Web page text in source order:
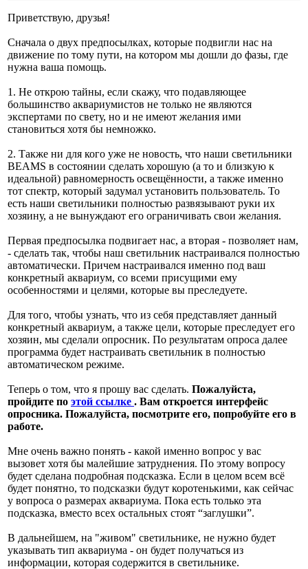
Приветствую, друзья!
Сначала о двух предпосылках, которые подвигли нас на
движение по тому пути, на котором мы дошли до фазы, где
нужна ваша помощь.
1. Не открою тайны, если скажу, что подавляющее
большинство аквариумистов не только не являются
экспертами по свету, но и не имеют желания ими
становиться хотя бы немножко.
2. Также ни для кого уже не новость, что наши светильники
BEAMS в состоянии сделать хорошую (а то и близкую к
идеальной) равномерность освещённости, а также именно
тот спектр, который задумал установить пользователь. То
есть наши светильники полностью развязывают руки их
хозяину, а не вынуждают его ограничивать свои желания.
Первая предпосылка подвигает нас, а вторая - позволяет нам,
- сделать так, чтобы наш светильник настраивался полностью
автоматически. Причем настраивался именно под ваш
конкретный аквариум, со всеми присущими ему
особенностями и целями, которые вы преследуете.
Для того, чтобы узнать, что из себя представляет данный
конкретный аквариум, а также цели, которые преследует его
хозяин, мы сделали опросник. По результатам опроса далее
программа будет настраивать светильник в полностью
автоматическом режиме.
Теперь о том, что я прошу вас сделать. Пожалуйста,
пройдите по этой ссылке . Вам откроется интерфейс
опросника. Пожалуйста, посмотрите его, попробуйте его в
работе.
Мне очень важно понять - какой именно вопрос у вас
вызовет хотя бы малейшие затруднения. По этому вопросу
будет сделана подробная подсказка. Если в целом всем всё
будет понятно, то подсказки будут коротенькими, как сейчас
у вопроса о размерах аквариума. Пока есть только эта
подсказка, вместо всех остальных стоят “заглушки”.
В дальнейшем, на "живом" светильнике, не нужно будет
указывать тип аквариума - он будет получаться из
информации, которая содержится в светильнике.